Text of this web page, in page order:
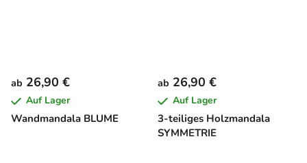
Wandmandala BLUME
ab 26,90 €
Auf Lager
3-teiliges Holzmandala
SYMMETRIE
ab 26,90 €
Auf Lager